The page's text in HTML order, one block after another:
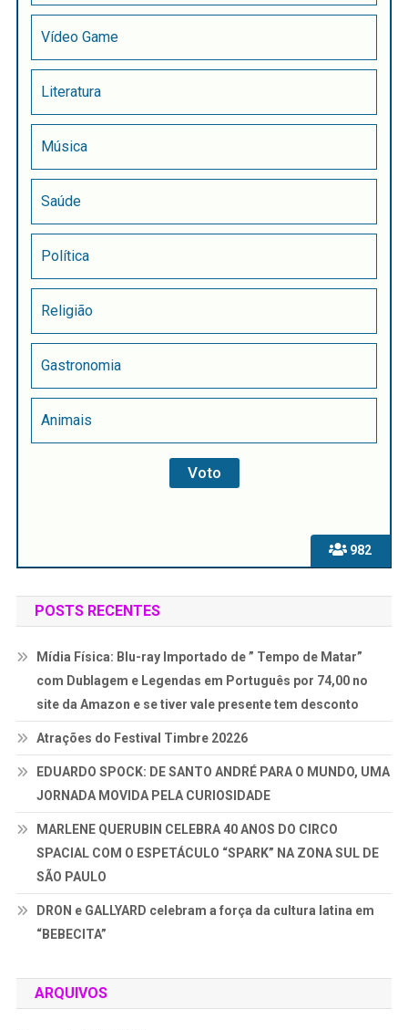
982
Vídeo Game
Literatura
Música
Saúde
Política
Religião
Gastronomia
Animais
POSTS RECENTES
Mídia Física: Blu-ray Importado de ” Tempo de Matar”
com Dublagem e Legendas em Português por 74,00 no
site da Amazon e se tiver vale presente tem desconto
Atrações do Festival Timbre 20226
EDUARDO SPOCK: DE SANTO ANDRÉ PARA O MUNDO, UMA
JORNADA MOVIDA PELA CURIOSIDADE
MARLENE QUERUBIN CELEBRA 40 ANOS DO CIRCO
SPACIAL COM O ESPETÁCULO “SPARK” NA ZONA SUL DE
SÃO PAULO
DRON e GALLYARD celebram a força da cultura latina em
“BEBECITA”
ARQUIVOS